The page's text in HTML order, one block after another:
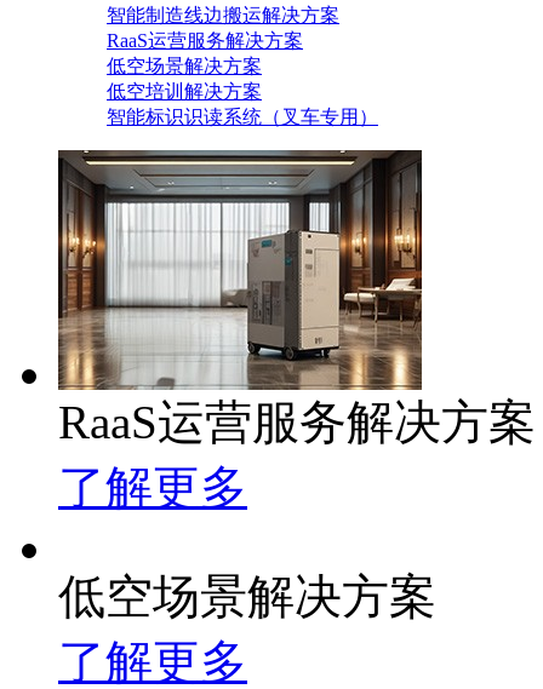
智能制造线边搬运解决方案
RaaS运营服务解决方案
低空场景解决方案
低空培训解决方案
智能标识识读系统（叉车专用）
RaaS运营服务解决方案
了解更多
低空场景解决方案
了解更多